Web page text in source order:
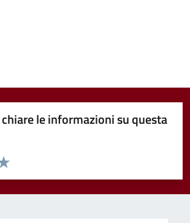
le informazioni su questa
la pagina
5 stelle su 5
4 stelle su 5
su 5
su 5
5